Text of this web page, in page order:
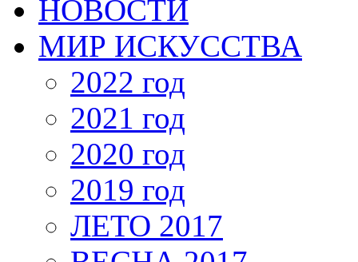
НОВОСТИ
МИР ИСКУССТВА
2022 год
2021 год
2020 год
2019 год
ЛЕТО 2017